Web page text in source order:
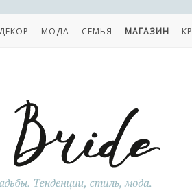
ДЕКОР МОДА СЕМЬЯ МАГАЗИН